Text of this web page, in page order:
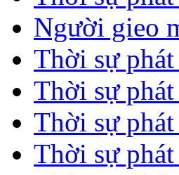
Người gieo
Thời sự
Thời sự
Thời sự
Thời sự